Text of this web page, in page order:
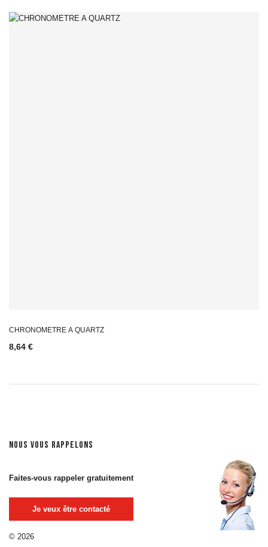
CHRONOMETRE A QUARTZ
8,64 €
NOUS VOUS RAPPELONS
Faites-vous rappeler gratuitement
Je veux être contacté
© 2026